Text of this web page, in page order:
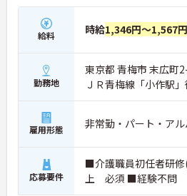
給料 時給1,346円～1,567円
勤務地
東京都 青梅市 末広町
ＪＲ青梅線「小作駅
雇用形態 非常勤・パート・アル
応募要件
■介護職員初任者研
上 必須 ■経験不問